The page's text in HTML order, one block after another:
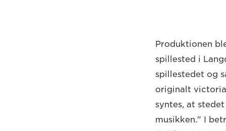
Produktionen
spillested i
spillestedet og
originalt
syntes, at
musikken." I